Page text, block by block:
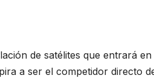
de satélites que entrará
a ser el competidor directo